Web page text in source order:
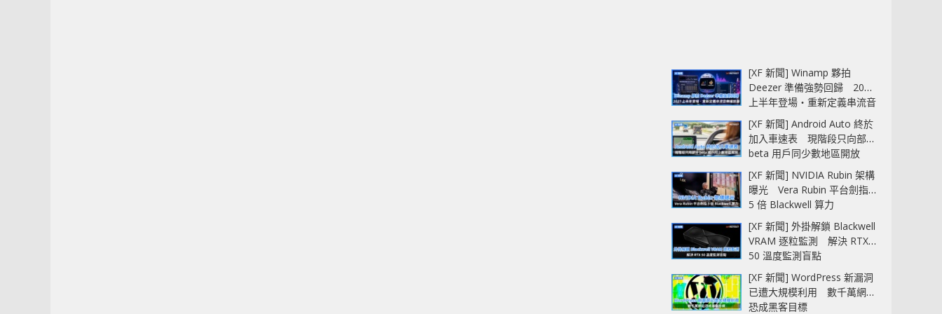
[XF 新聞] Winamp 夥拍
Deezer 準備強勢回歸 2027
上半年登場‧重新定義串流音
樂播放器
[XF 新聞] Android Auto 終於
加入車速表 現階段只向部分
beta 用戶同少數地區開放
[XF 新聞] NVIDIA Rubin 架構
曝光 Vera Rubin 平台劍指
5 倍 Blackwell 算力
[XF 新聞] 外掛解鎖 Blackwell
VRAM 逐粒監測 解決 RTX
50 溫度監測盲點
[XF 新聞] WordPress 新漏洞
已遭大規模利用 數千萬網站
恐成黑客目標